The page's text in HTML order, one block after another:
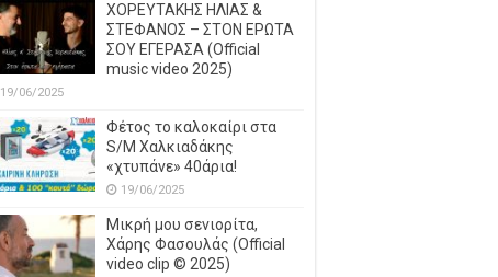
ΧΟΡΕΥΤΑΚΗΣ ΗΛΙΑΣ &
ΣΤΕΦΑΝΟΣ – ΣΤΟΝ ΕΡΩΤΑ
ΣΟΥ ΕΓΕΡΑΣΑ (Official
music video 2025)
19/06/2025
Φέτος το καλοκαίρι στα
S/M Χαλκιαδάκης
«χτυπάνε» 40άρια!
19/06/2025
Μικρή μου σενιορίτα,
Χάρης Φασουλάς (Official
video clip © 2025)